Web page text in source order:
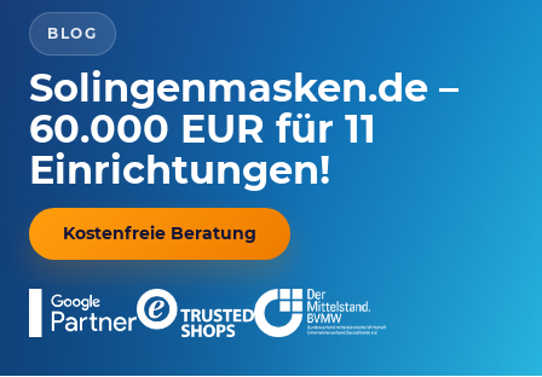
BLOG
Solingenmasken.de –
60.000 EUR für 11
Einrichtungen!
Kostenfreie Beratung